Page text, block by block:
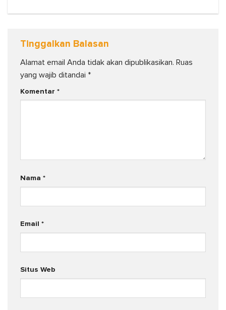
Tinggalkan Balasan
Alamat email Anda tidak akan dipublikasikan. Ruas
yang wajib ditandai *
Komentar *
Nama *
Email *
Situs Web